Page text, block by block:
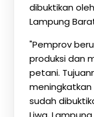
dibuktikan
Lampung
"Pemprov
produksi dan
petani.
sudah